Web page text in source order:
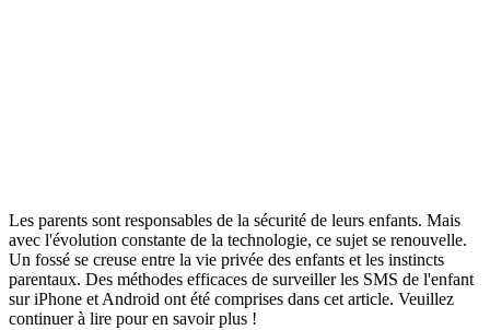
Les parents sont responsables de la sécurité de leurs enfants. Mais
avec l'évolution constante de la technologie, ce sujet se renouvelle.
Un fossé se creuse entre la vie privée des enfants et les instincts
parentaux. Des méthodes efficaces de surveiller les SMS de l'enfant
sur iPhone et Android ont été comprises dans cet article. Veuillez
continuer à lire pour en savoir plus !